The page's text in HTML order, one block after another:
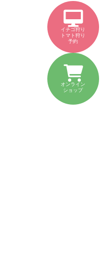
イチゴ狩り
トマト狩り
予約
オンライン
ショップ